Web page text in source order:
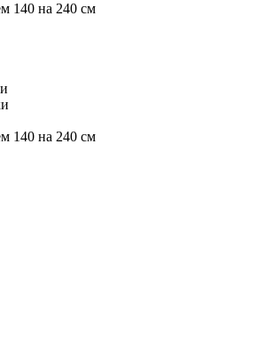
140 на 240 см
140 на 240 см